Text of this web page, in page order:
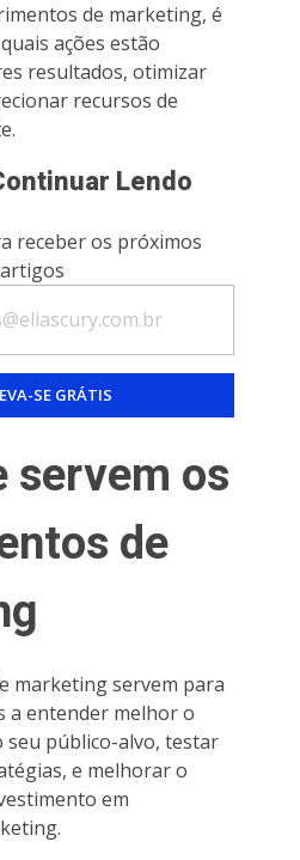
de marketing, é
ações estão
resultados, otimizar
recursos de
Lendo
receber os próximos
artigos
servem os
de
marketing servem para
a entender melhor o
público-alvo, testar
e melhorar o
em